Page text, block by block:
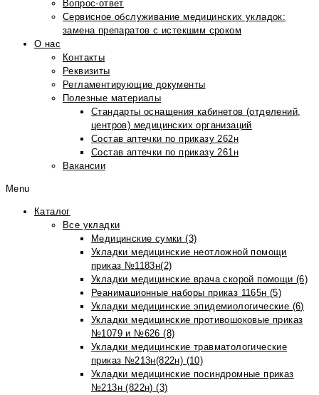
Вопрос-ответ
Сервисное обслуживание медицинских укладок:
замена препаратов с истекшим сроком
О нас
Контакты
Реквизиты
Регламентирующие документы
Полезные материалы
Стандарты оснащения кабинетов (отделений,
центров) медицинских организаций
Состав аптечки по приказу 262н
Состав аптечки по приказу 261н
Вакансии
Menu
Каталог
Все укладки
Медицинские сумки (3)
Укладки медицинские неотложной помощи
приказ №1183н(2)
Укладки медицинские врача скорой помощи (6)
Реанимационные наборы приказ 1165н (5)
Укладки медицинские эпидемиологические (6)
Укладки медицинские противошоковые приказ
№1079 и №626 (8)
Укладки медицинские травматологические
приказ №213н(822н) (10)
Укладки медицинские посиндромные приказ
№213н (822н) (3)